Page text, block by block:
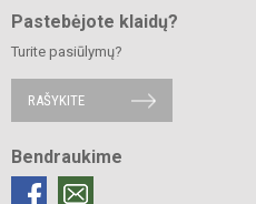
Pastebėjote klaidų?
Turite pasiūlymų?
RAŠYKITE
Bendraukime